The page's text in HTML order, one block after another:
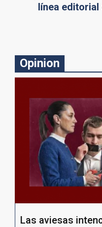
línea
Opinion
Las aviesas